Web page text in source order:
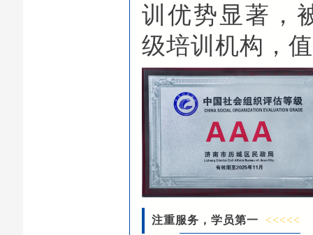
训优势显著，
级培训机构，
注重服务，学员第一 <<<<<